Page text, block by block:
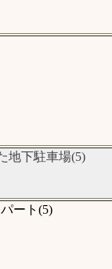
地下駐車場(5)
ート(5)